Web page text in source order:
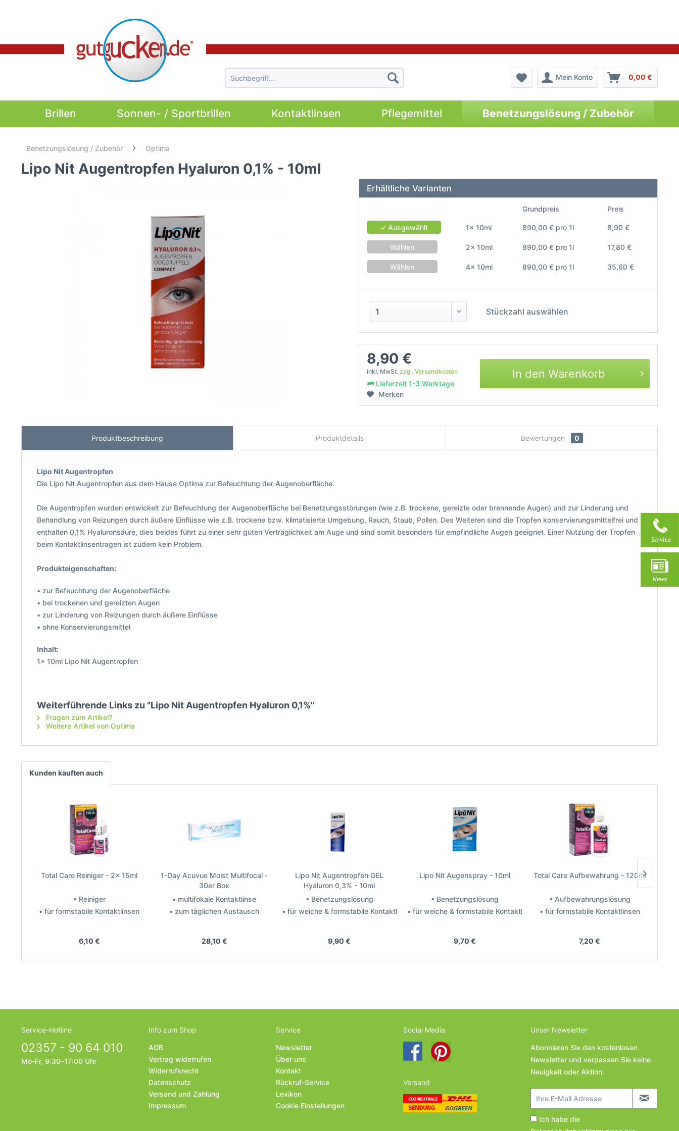
Mein Konto 0,00 €
Brillen Sonnen- / Sportbrillen Kontaktlinsen Pflegemittel Benetzungslösung / Zubehör
Benetzungslösung / Zubehör Optima
Lipo Nit Augentropfen Hyaluron 0,1% - 10ml
Erhältliche Varianten
Grundpreis Preis
✓ Ausgewählt 1x 10ml 890,00 € pro 1l 8,90 €
Wählen 2x 10ml 890,00 € pro 1l 17,80 €
Wählen 4x 10ml 890,00 € pro 1l 35,60 €
Stückzahl auswählen
8,90 €
inkl. MwSt. zzgl. Versandkosten
Lieferzeit 1-3 Werktage
In den Warenkorb
Merken
Produktbeschreibung Produktdetails Bewertungen 0
Lipo Nit Augentropfen
Die Lipo Nit Augentropfen aus dem Hause Optima zur Befeuchtung der Augenoberfläche.
Die Augentropfen wurden entwickelt zur Befeuchtung der Augenoberfläche bei Benetzungsstörungen (wie z.B. trockene, gereizte oder brennende Augen) und zur Linderung und
Behandlung von Reizungen durch äußere Einflüsse wie z.B. trockene bzw. klimatisierte Umgebung, Rauch, Staub, Pollen. Des Weiteren sind die Tropfen konservierungsmittelfrei und
enthalten 0,1% Hyaluronsäure, dies beides führt zu einer sehr guten Verträglichkeit am Auge und sind somit besonders für empfindliche Augen geeignet. Einer Nutzung der Tropfen
beim Kontaktlinsentragen ist zudem kein Problem.
Produkteigenschaften:
• zur Befeuchtung der Augenoberfläche
• bei trockenen und gereizten Augen
• zur Linderung von Reizungen durch äußere Einflüsse
• ohne Konservierungsmittel
Inhalt:
1x 10ml Lipo Nit Augentropfen
Weiterführende Links zu "Lipo Nit Augentropfen Hyaluron 0,1%"
Fragen zum Artikel?
Weitere Artikel von Optima
Kunden kauften auch
Total Care Reiniger - 2x 15ml
• Reiniger
• für formstabile Kontaktlinsen
6,10 €
1-Day Acuvue Moist Multifocal -
30er Box
• multifokale Kontaktlinse
• zum täglichen Austausch
28,10 €
Lipo Nit Augentropfen GEL
Hyaluron 0,3% - 10ml
• Benetzungslösung
• für weiche & formstabile Kontaktlinsen
9,90 €
Lipo Nit Augenspray - 10ml
• Benetzungslösung
• für weiche & formstabile Kontaktlinsen
9,70 €
Total Care Aufbewahrung - 120ml
• Aufbewahrungslösung
• für formstabile Kontaktlinsen
7,20 €
Service-Hotline
02357 - 90 64 010
Mo-Fr, 9:30–17:00 Uhr
Info zum Shop
AGB
Vertrag widerrufen
Widerrufsrecht
Datenschutz
Versand und Zahlung
Impressum
Service
Newsletter
Über uns
Kontakt
Rückruf-Service
Lexikon
Cookie Einstellungen
Social Media
Versand
Unser Newsletter
Abonnieren Sie den kostenlosen
Newsletter und verpassen Sie keine
Neuigkeit oder Aktion.
Ich habe die